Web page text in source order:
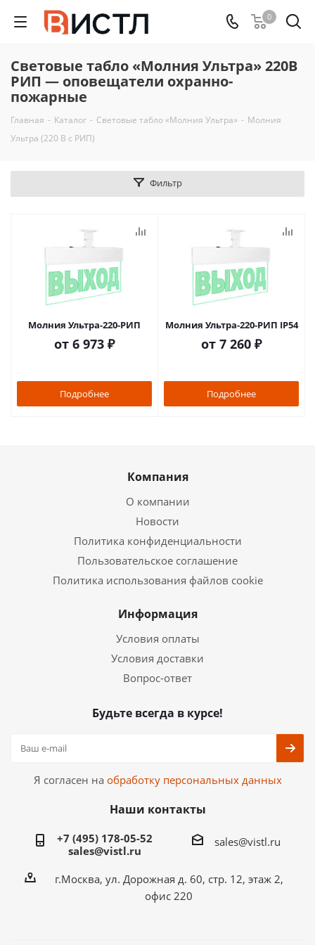
0
Световые табло «Молния Ультра» 220В
РИП — оповещатели охранно-
пожарные
Главная - Каталог - Световые табло «Молния Ультра» - Молния
Ультра (220 В с РИП)
Фильтр
Молния Ультра-220-РИП
от 6 973 ₽
Подробнее
Молния Ультра-220-РИП IP54
от 7 260 ₽
Подробнее
Компания
О компании
Новости
Политика конфиденциальности
Пользовательское соглашение
Политика использования файлов cookie
Информация
Условия оплаты
Условия доставки
Вопрос-ответ
Будьте всегда в курсе!
Я согласен на обработку персональных данных
Наши контакты
+7 (495) 178-05-52
sales@vistl.ru
sales@vistl.ru
г.Москва, ул. Дорожная д. 60, стр. 12, этаж 2,
офис 220